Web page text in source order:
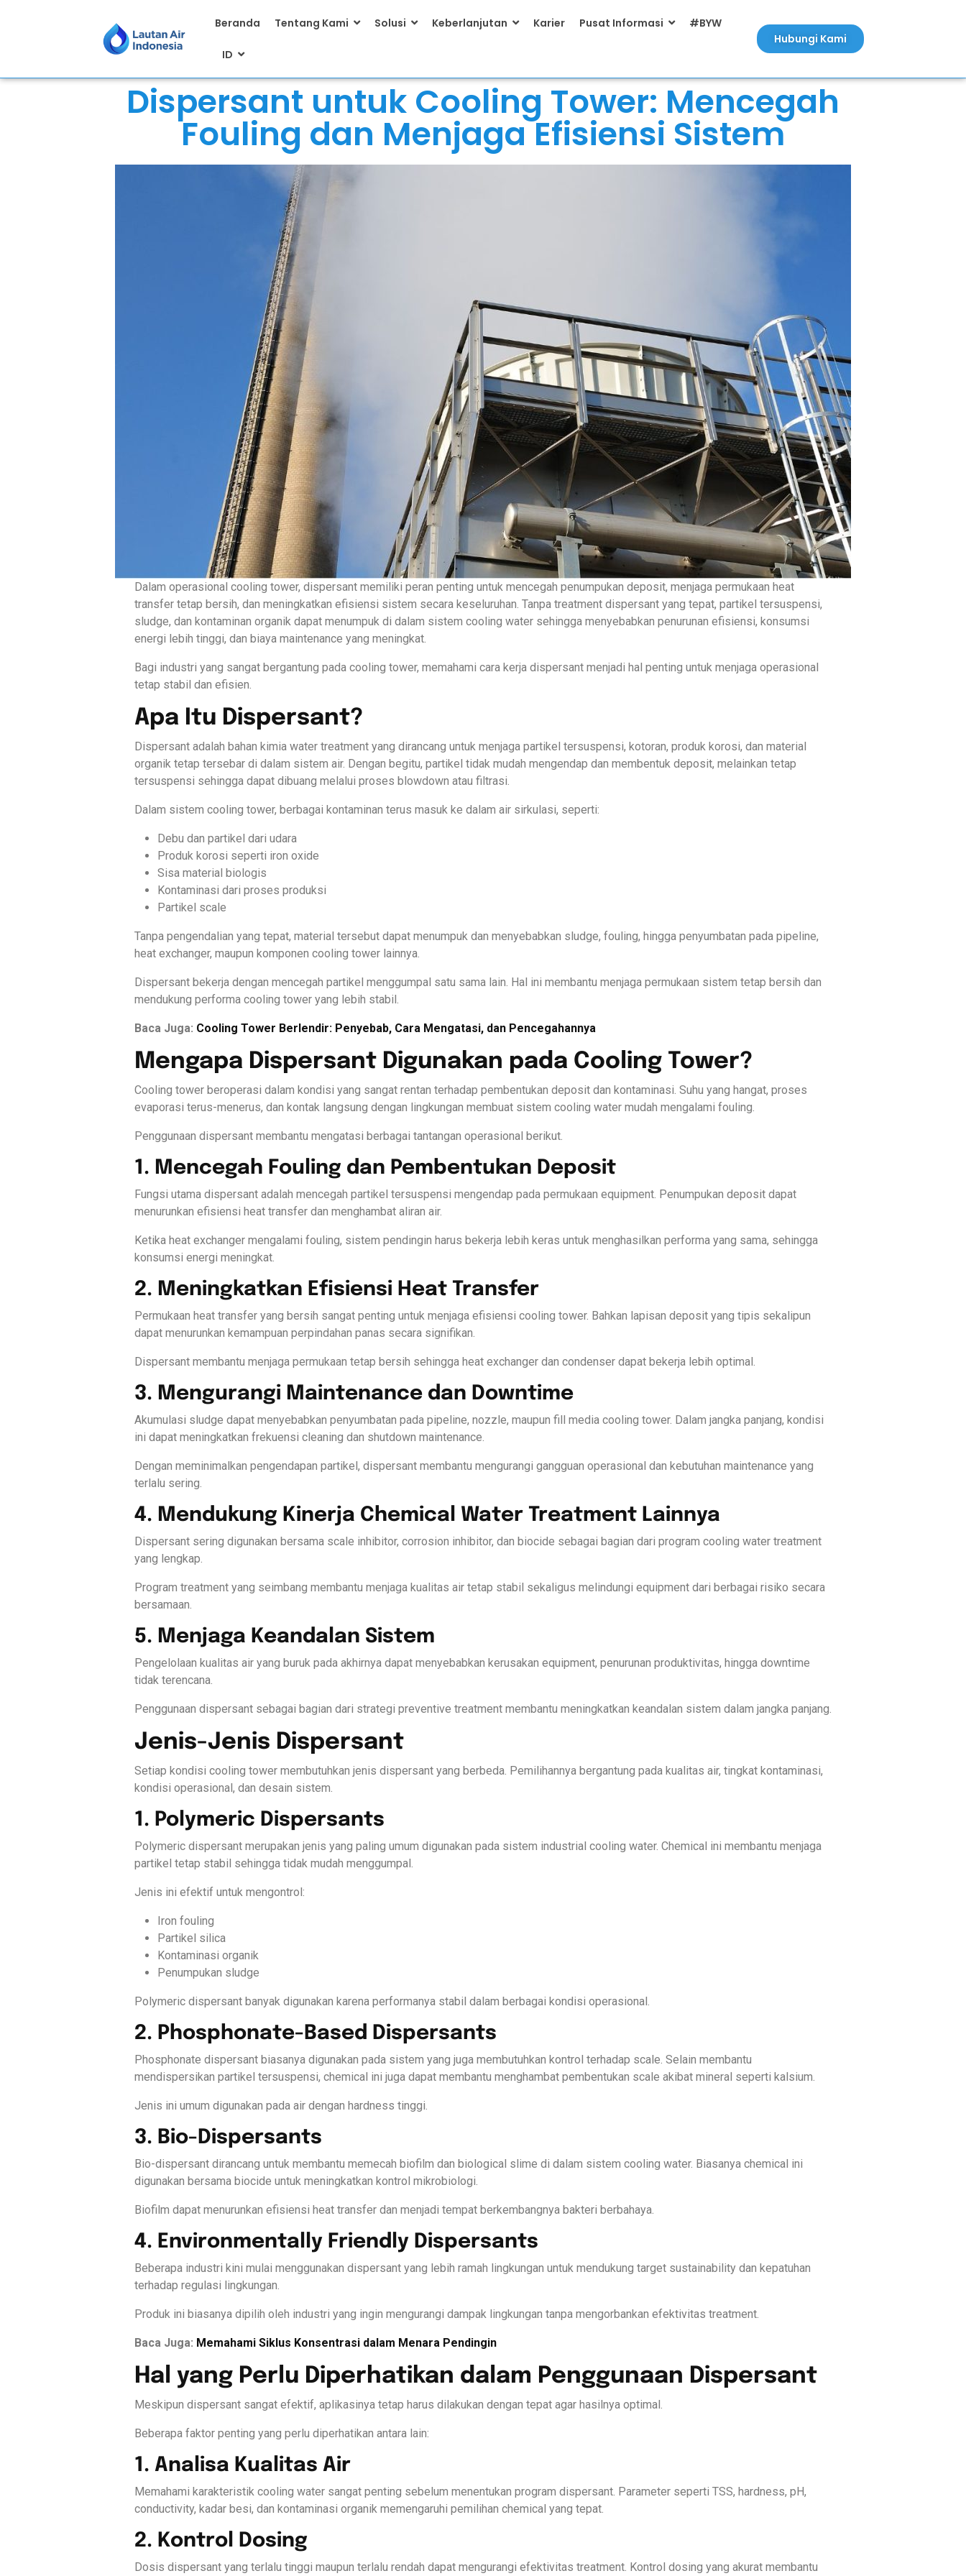
Beranda Tentang Kami Solusi Keberlanjutan Karier Pusat Informasi #BYW
ID
Hubungi Kami
Dispersant untuk Cooling Tower: Mencegah
Fouling dan Menjaga Efisiensi Sistem
Dalam operasional cooling tower, dispersant memiliki peran penting untuk mencegah penumpukan deposit, menjaga permukaan heat
transfer tetap bersih, dan meningkatkan efisiensi sistem secara keseluruhan. Tanpa treatment dispersant yang tepat, partikel tersuspensi,
sludge, dan kontaminan organik dapat menumpuk di dalam sistem cooling water sehingga menyebabkan penurunan efisiensi, konsumsi
energi lebih tinggi, dan biaya maintenance yang meningkat.
Bagi industri yang sangat bergantung pada cooling tower, memahami cara kerja dispersant menjadi hal penting untuk menjaga operasional
tetap stabil dan efisien.
Apa Itu Dispersant?
Dispersant adalah bahan kimia water treatment yang dirancang untuk menjaga partikel tersuspensi, kotoran, produk korosi, dan material
organik tetap tersebar di dalam sistem air. Dengan begitu, partikel tidak mudah mengendap dan membentuk deposit, melainkan tetap
tersuspensi sehingga dapat dibuang melalui proses blowdown atau filtrasi.
Dalam sistem cooling tower, berbagai kontaminan terus masuk ke dalam air sirkulasi, seperti:
Debu dan partikel dari udara
Produk korosi seperti iron oxide
Sisa material biologis
Kontaminasi dari proses produksi
Partikel scale
Tanpa pengendalian yang tepat, material tersebut dapat menumpuk dan menyebabkan sludge, fouling, hingga penyumbatan pada pipeline,
heat exchanger, maupun komponen cooling tower lainnya.
Dispersant bekerja dengan mencegah partikel menggumpal satu sama lain. Hal ini membantu menjaga permukaan sistem tetap bersih dan
mendukung performa cooling tower yang lebih stabil.
Baca Juga: Cooling Tower Berlendir: Penyebab, Cara Mengatasi, dan Pencegahannya
Mengapa Dispersant Digunakan pada Cooling Tower?
Cooling tower beroperasi dalam kondisi yang sangat rentan terhadap pembentukan deposit dan kontaminasi. Suhu yang hangat, proses
evaporasi terus-menerus, dan kontak langsung dengan lingkungan membuat sistem cooling water mudah mengalami fouling.
Penggunaan dispersant membantu mengatasi berbagai tantangan operasional berikut.
1. Mencegah Fouling dan Pembentukan Deposit
Fungsi utama dispersant adalah mencegah partikel tersuspensi mengendap pada permukaan equipment. Penumpukan deposit dapat
menurunkan efisiensi heat transfer dan menghambat aliran air.
Ketika heat exchanger mengalami fouling, sistem pendingin harus bekerja lebih keras untuk menghasilkan performa yang sama, sehingga
konsumsi energi meningkat.
2. Meningkatkan Efisiensi Heat Transfer
Permukaan heat transfer yang bersih sangat penting untuk menjaga efisiensi cooling tower. Bahkan lapisan deposit yang tipis sekalipun
dapat menurunkan kemampuan perpindahan panas secara signifikan.
Dispersant membantu menjaga permukaan tetap bersih sehingga heat exchanger dan condenser dapat bekerja lebih optimal.
3. Mengurangi Maintenance dan Downtime
Akumulasi sludge dapat menyebabkan penyumbatan pada pipeline, nozzle, maupun fill media cooling tower. Dalam jangka panjang, kondisi
ini dapat meningkatkan frekuensi cleaning dan shutdown maintenance.
Dengan meminimalkan pengendapan partikel, dispersant membantu mengurangi gangguan operasional dan kebutuhan maintenance yang
terlalu sering.
4. Mendukung Kinerja Chemical Water Treatment Lainnya
Dispersant sering digunakan bersama scale inhibitor, corrosion inhibitor, dan biocide sebagai bagian dari program cooling water treatment
yang lengkap.
Program treatment yang seimbang membantu menjaga kualitas air tetap stabil sekaligus melindungi equipment dari berbagai risiko secara
bersamaan.
5. Menjaga Keandalan Sistem
Pengelolaan kualitas air yang buruk pada akhirnya dapat menyebabkan kerusakan equipment, penurunan produktivitas, hingga downtime
tidak terencana.
Penggunaan dispersant sebagai bagian dari strategi preventive treatment membantu meningkatkan keandalan sistem dalam jangka panjang.
Jenis-Jenis Dispersant
Setiap kondisi cooling tower membutuhkan jenis dispersant yang berbeda. Pemilihannya bergantung pada kualitas air, tingkat kontaminasi,
kondisi operasional, dan desain sistem.
1. Polymeric Dispersants
Polymeric dispersant merupakan jenis yang paling umum digunakan pada sistem industrial cooling water. Chemical ini membantu menjaga
partikel tetap stabil sehingga tidak mudah menggumpal.
Jenis ini efektif untuk mengontrol:
Iron fouling
Partikel silica
Kontaminasi organik
Penumpukan sludge
Polymeric dispersant banyak digunakan karena performanya stabil dalam berbagai kondisi operasional.
2. Phosphonate-Based Dispersants
Phosphonate dispersant biasanya digunakan pada sistem yang juga membutuhkan kontrol terhadap scale. Selain membantu
mendispersikan partikel tersuspensi, chemical ini juga dapat membantu menghambat pembentukan scale akibat mineral seperti kalsium.
Jenis ini umum digunakan pada air dengan hardness tinggi.
3. Bio-Dispersants
Bio-dispersant dirancang untuk membantu memecah biofilm dan biological slime di dalam sistem cooling water. Biasanya chemical ini
digunakan bersama biocide untuk meningkatkan kontrol mikrobiologi.
Biofilm dapat menurunkan efisiensi heat transfer dan menjadi tempat berkembangnya bakteri berbahaya.
4. Environmentally Friendly Dispersants
Beberapa industri kini mulai menggunakan dispersant yang lebih ramah lingkungan untuk mendukung target sustainability dan kepatuhan
terhadap regulasi lingkungan.
Produk ini biasanya dipilih oleh industri yang ingin mengurangi dampak lingkungan tanpa mengorbankan efektivitas treatment.
Baca Juga: Memahami Siklus Konsentrasi dalam Menara Pendingin
Hal yang Perlu Diperhatikan dalam Penggunaan Dispersant
Meskipun dispersant sangat efektif, aplikasinya tetap harus dilakukan dengan tepat agar hasilnya optimal.
Beberapa faktor penting yang perlu diperhatikan antara lain:
1. Analisa Kualitas Air
Memahami karakteristik cooling water sangat penting sebelum menentukan program dispersant. Parameter seperti TSS, hardness, pH,
conductivity, kadar besi, dan kontaminasi organik memengaruhi pemilihan chemical yang tepat.
2. Kontrol Dosing
Dosis dispersant yang terlalu tinggi maupun terlalu rendah dapat mengurangi efektivitas treatment. Kontrol dosing yang akurat membantu